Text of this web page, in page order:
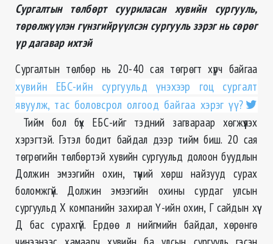
Сургалтын төлбөрт сууриласан хувийн сургууль,
төрөлжүүлэн гүнзгийрүүлсэн сургууль зэрэг нь сөрөг
үр дагавар ихтэй
Сургалтын төлбөр нь 20-40 сая төгрөгт хүрч байгаа
хувийн ЕБС-ийн сургуульд үнэхээр гоц сургалт
явуулж, тас боловсрол олгоод байгаа хэрэг үү?
Тийм бол бүх ЕБС-ийг тэдний загвараар хөгжүүлэх
хэрэгтэй. Гэтэл бодит байдал дээр тийм биш. 20 сая
төгрөгийн төлбөртэй хувийн сургуульд долоон буудлын
Должин эмээгийн охин, түүний хөрш найзууд сурах
боломжгүй. Должин эмээгийн охины сурдаг улсын
сургуульд Х компанийн захирал Ү-ийн охин, Г сайдын хүү
Д бас сурахгүй. Ердөө л нийгмийн байдал, хөрөнгө